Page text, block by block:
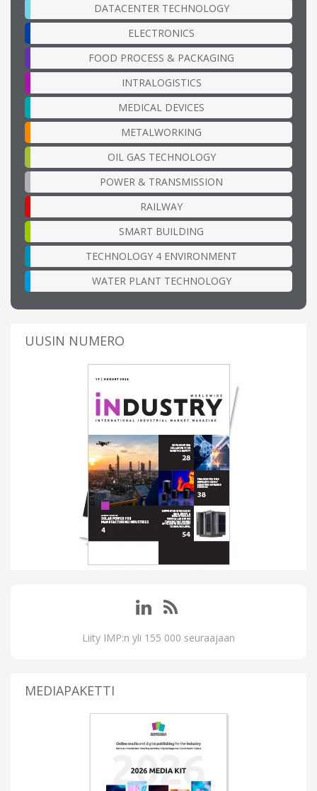
DATACENTER TECHNOLOGY
ELECTRONICS
FOOD PROCESS & PACKAGING
INTRALOGISTICS
MEDICAL DEVICES
METALWORKING
OIL GAS TECHNOLOGY
POWER & TRANSMISSION
RAILWAY
SMART BUILDING
TECHNOLOGY 4 ENVIRONMENT
WATER PLANT TECHNOLOGY
UUSIN NUMERO
Liity IMP:n yli 155 000 seuraajaan
MEDIAPAKETTI